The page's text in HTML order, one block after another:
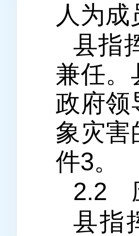
人为成
县指
兼任。
政府领
象灾害
件3。
2.2
县指